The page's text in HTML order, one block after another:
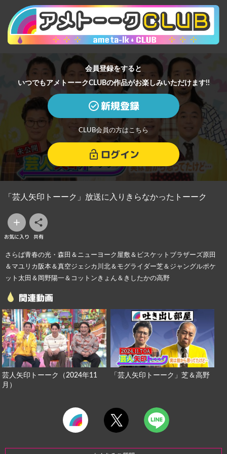
会員登録をすると
いつでもアメトーークCLUBの作品がお楽しみいただけます!!
新規登録
CLUB会員の方はこちら
ログイン
「芸人矢印トーーク」放送に入りきらなかったトーーク
お気に入り 共有
さらば青春の光・森田＆ニューヨーク屋敷＆ビスケットブラザーズ原田
＆マユリカ阪本＆真空ジェシカ川北＆モグライダー芝＆ジャングルポケ
ット太田＆岡野陽一＆コットンきょん＆きしたかの高野
関連動画
芸人矢印トーーク（2024年11
月）
「芸人矢印トーーク」芝＆高野